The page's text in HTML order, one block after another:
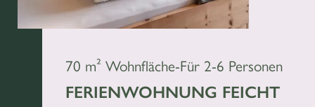
70 m² Wohnfläche-Für 2-6 Personen
FERIENWOHNUNG FEICHT